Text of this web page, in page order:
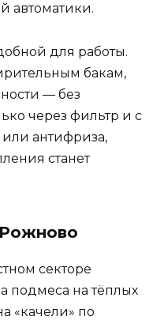
автоматики.
для работы.
бакам,
— без
через фильтр и с
антифриза,
станет
секторе
подмеса на тёплых
«качели» по